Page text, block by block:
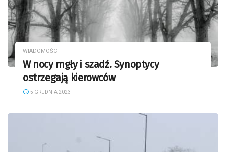
WIADOMOŚCI
W nocy mgły i szadź. Synoptycy
ostrzegają kierowców
5 GRUDNIA 2023